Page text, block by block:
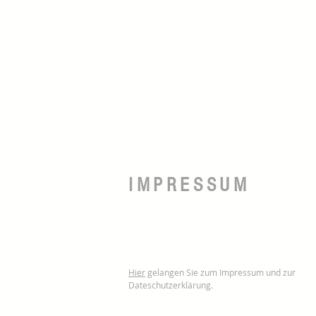
IMPRESSUM
Hier gelangen Sie zum Impressum und zur
Dateschutzerklärung.